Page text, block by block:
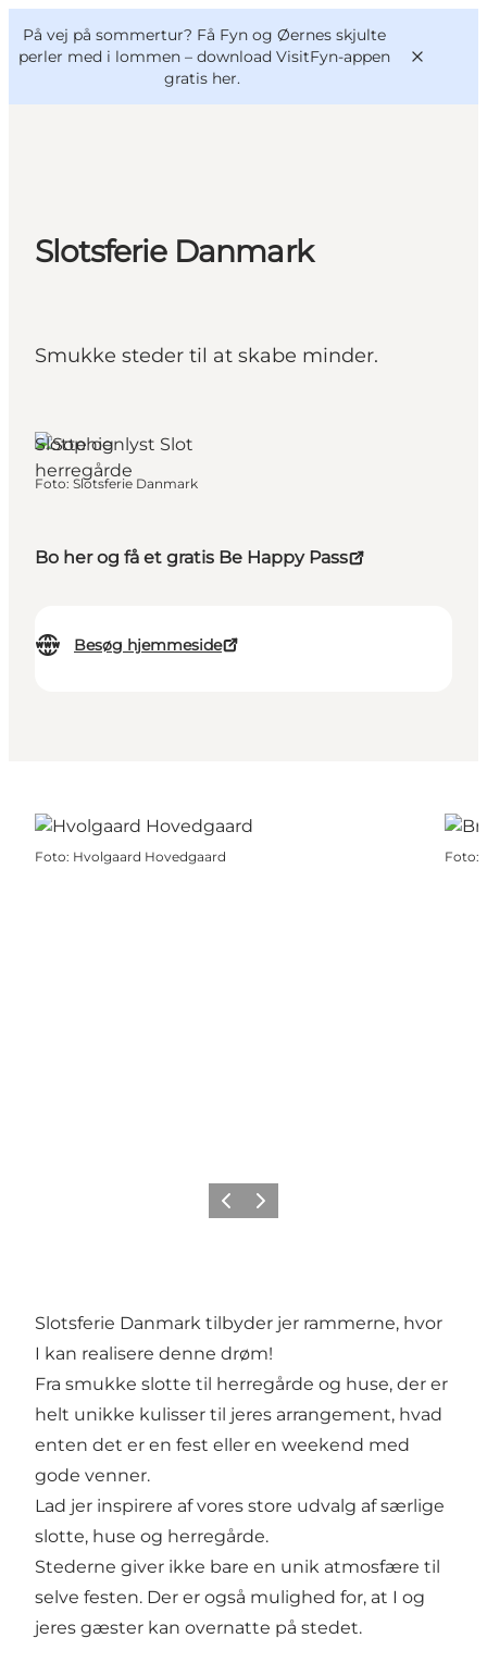
På vej på sommertur? Få Fyn og Øernes skjulte
perler med i lommen – download VisitFyn-appen
gratis her.
Oplevelser
Outdoor
Book lokale oplevelser
VisitFyn
Deutsch
Slotsferie Danmark
Smukke steder til at skabe minder.
Bo her og få et gratis Be Happy Pass
Besøg hjemmeside
Slotte og
herregårde
Foto: Slotsferie Danmark
Foto: Hvolgaard Hovedgaard Foto:
ForrigeNæste
Slotsferie Danmark tilbyder jer rammerne, hvor
I kan realisere denne drøm!
Fra smukke slotte til herregårde og huse, der er
helt unikke kulisser til jeres arrangement, hvad
enten det er en fest eller en weekend med
gode venner.
Lad jer inspirere af vores store udvalg af særlige
slotte, huse og herregårde.
Stederne giver ikke bare en unik atmosfære til
selve festen. Der er også mulighed for, at I og
jeres gæster kan overnatte på stedet.